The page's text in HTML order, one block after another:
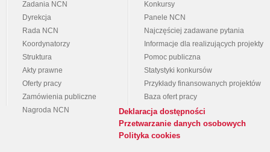
Zadania NCN
Dyrekcja
Rada NCN
Koordynatorzy
Struktura
Akty prawne
Oferty pracy
Zamówienia publiczne
Nagroda NCN
Konkursy
Panele NCN
Najczęściej zadawane pytania
Informacje dla realizujących projekty
Pomoc publiczna
Statystyki konkursów
Przykłady finansowanych projektów
Baza ofert pracy
Deklaracja dostępności
Przetwarzanie danych osobowych
Polityka cookies